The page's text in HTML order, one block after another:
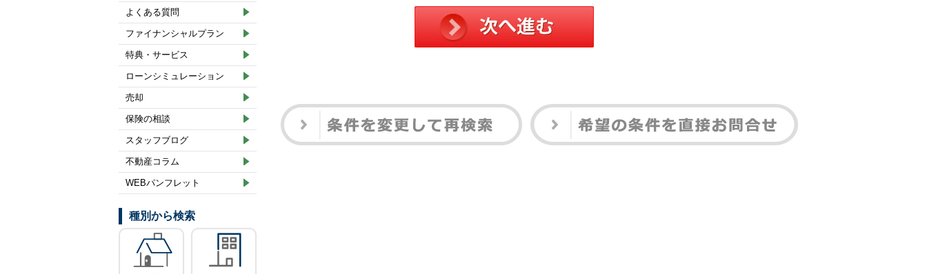
よくある質問
ファイナンシャルプラン
特典・サービス
ローンシミュレーション
売却
保険の相談
スタッフブログ
不動産コラム
WEBパンフレット
種別から検索